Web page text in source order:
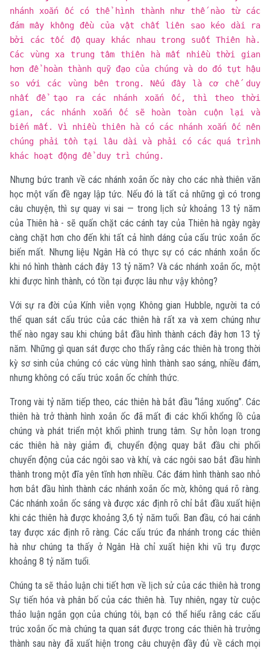
nhánh xoắn ốc có thể hình thành như thế nào từ các
đám mây không đều của vật chất liên sao kéo dài ra
bởi các tốc độ quay khác nhau trong suốt Thiên hà.
Các vùng xa trung tâm thiên hà mất nhiều thời gian
hơn để hoàn thành quỹ đạo của chúng và do đó tụt hậu
so với các vùng bên trong. Nếu đây là cơ chế duy
nhất để tạo ra các nhánh xoắn ốc, thì theo thời
gian, các nhánh xoắn ốc sẽ hoàn toàn cuộn lại và
biến mất. Vì nhiều thiên hà có các nhánh xoắn ốc nên
chúng phải tồn tại lâu dài và phải có các quá trình
khác hoạt động để duy trì chúng.
Nhưng bức tranh về các nhánh xoắn ốc này cho các nhà thiên văn
học một vấn đề ngay lập tức. Nếu đó là tất cả những gì có trong
câu chuyện, thì sự quay vi sai — trong lịch sử khoảng 13 tỷ năm
của Thiên hà - sẽ quấn chặt các cánh tay của Thiên hà ngày ngày
càng chặt hơn cho đến khi tất cả hình dáng của cấu trúc xoắn ốc
biến mất. Nhưng liệu Ngân Hà có thực sự có các nhánh xoắn ốc
khi nó hình thành cách đây 13 tỷ năm? Và các nhánh xoắn ốc, một
khi được hình thành, có tồn tại được lâu như vậy không?
Với sự ra đời của Kính viễn vọng Không gian Hubble, người ta có
thể quan sát cấu trúc của các thiên hà rất xa và xem chúng như
thế nào ngay sau khi chúng bắt đầu hình thành cách đây hơn 13 tỷ
năm. Những gì quan sát được cho thấy rằng các thiên hà trong thời
kỳ sơ sinh của chúng có các vùng hình thành sao sáng, nhiều đám,
nhưng không có cấu trúc xoắn ốc chính thức.
Trong vài tỷ năm tiếp theo, các thiên hà bắt đầu “lắng xuống”. Các
thiên hà trở thành hình xoắn ốc đã mất đi các khối khổng lồ của
chúng và phát triển một khối phình trung tâm. Sự hỗn loạn trong
các thiên hà này giảm đi, chuyển động quay bắt đầu chi phối
chuyển động của các ngôi sao và khí, và các ngôi sao bắt đầu hình
thành trong một đĩa yên tĩnh hơn nhiều. Các đám hình thành sao nhỏ
hơn bắt đầu hình thành các nhánh xoắn ốc mờ, không quá rõ ràng.
Các nhánh xoắn ốc sáng và được xác định rõ chỉ bắt đầu xuất hiện
khi các thiên hà được khoảng 3,6 tỷ năm tuổi. Ban đầu, có hai cánh
tay được xác định rõ ràng. Các cấu trúc đa nhánh trong các thiên
hà như chúng ta thấy ở Ngân Hà chỉ xuất hiện khi vũ trụ được
khoảng 8 tỷ năm tuổi.
Chúng ta sẽ thảo luận chi tiết hơn về lịch sử của các thiên hà trong
Sự tiến hóa và phân bố của các thiên hà. Tuy nhiên, ngay từ cuộc
thảo luận ngắn gọn của chúng tôi, bạn có thể hiểu rằng các cấu
trúc xoắn ốc mà chúng ta quan sát được trong các thiên hà trưởng
thành sau này đã xuất hiện trong câu chuyện đầy đủ về cách mọi